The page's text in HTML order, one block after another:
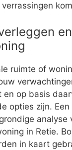
ruimte of
en op basis
opties zijn.
analyse
in Retie.
in kaart